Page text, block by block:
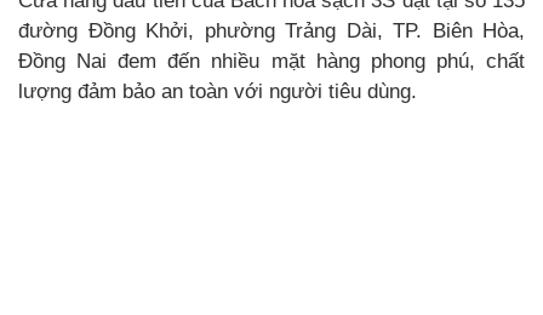
đường Đồng Khởi, phường Trảng Dài, TP. Biên Hòa,
Đồng Nai đem đến nhiều mặt hàng phong phú, chất
lượng đảm bảo an toàn với người tiêu dùng.